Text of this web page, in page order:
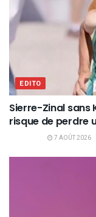
EDITO
Sierre-Zinal sans
risque de perdre
7 AOÛT 2026